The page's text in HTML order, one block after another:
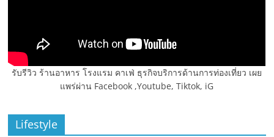
รับรีวิว ร้านอาหาร โรงแรม คาเฟ่ ธุรกิจบริการด้านการท่องเที่ยว เผย
แพร่ผ่าน Facebook ,Youtube, Tiktok, iG
Lifestyle